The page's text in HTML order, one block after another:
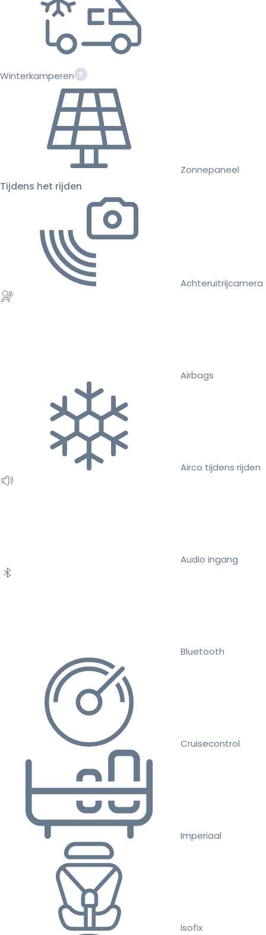
Winterkamperen
Zonnepaneel
Tijdens het rijden
Achteruitrijcamera
Airbags
Airco tijdens rijden
Audio ingang
Bluetooth
Cruisecontrol
Imperiaal
Isofix